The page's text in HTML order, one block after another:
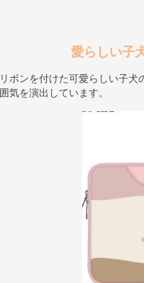
愛らしい子
リボンを付けた可愛らしい子
囲気を演出しています。